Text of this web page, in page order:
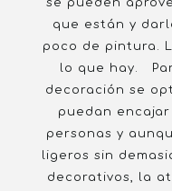
que están y
poco de pintura.
lo que hay. Para el amueblamiento y la
decoración se
puedan
personas y
ligeros sin
decorativos, la